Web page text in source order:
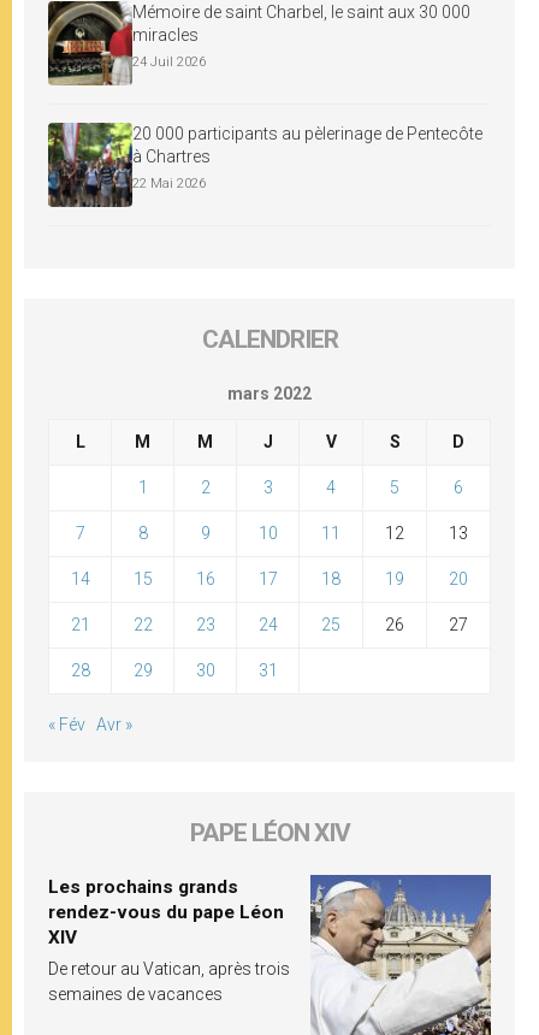
Mémoire de saint Charbel, le saint aux 30 000
miracles
24 Juil 2026
20 000 participants au pèlerinage de Pentecôte
à Chartres
22 Mai 2026
CALENDRIER
mars 2022
L M M J V S D
1 2 3 4 5 6
7 8 9 10 11 12 13
14 15 16 17 18 19 20
21 22 23 24 25 26 27
28 29 30 31
« Fév Avr »
PAPE LÉON XIV
Les prochains grands
rendez-vous du pape Léon
XIV
De retour au Vatican, après trois
semaines de vacances